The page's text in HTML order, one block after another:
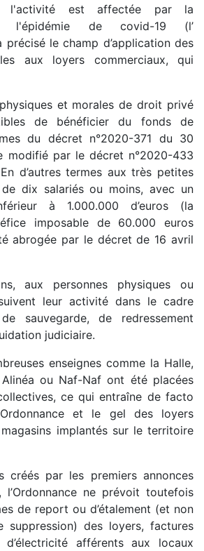
l'activité est affectée par la
l'épidémie de covid-19 (l’
précisé le champ d’application des
aux loyers commerciaux, qui
et morales de droit privé
de bénéficier du fonds de
du décret n°2020-371 du 30
modifié par le décret n°2020-433
d’autres termes aux très petites
de dix salariés ou moins, avec un
à 1.000.000 d’euros (la
imposable de 60.000 euros
abrogée par le décret de 16 avril
aux personnes physiques ou
leur activité dans le cadre
sauvegarde, de redressement
judiciaire.
enseignes comme la Halle,
Alinéa ou Naf-Naf ont été placées
ce qui entraîne de facto
et le gel des loyers
implantés sur le territoire
créés par les premiers annonces
l’Ordonnance ne prévoit toutefois
de report ou d’étalement (et non
suppression) des loyers, factures
afférents aux locaux